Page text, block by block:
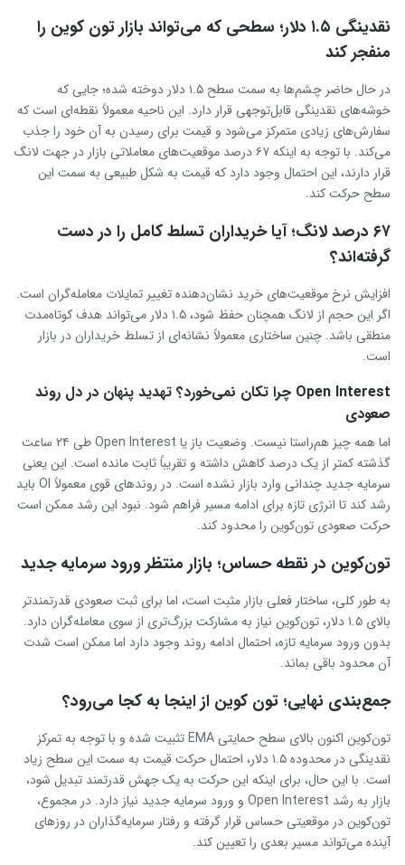
نقدینگی ۱.۵ دلار؛ سطحی که می‌تواند بازار تون‌ کوین را
منفجر کند
در حال حاضر چشم‌ها به سمت سطح ۱.۵ دلار دوخته شده؛ جایی که
خوشه‌های نقدینگی قابل‌توجهی قرار دارد. این ناحیه معمولاً نقطه‌ای است که
سفارش‌های زیادی متمرکز می‌شود و قیمت برای رسیدن به آن خود را جذب
می‌کند. با توجه به اینکه ۶۷ درصد موقعیت‌های معاملاتی بازار در جهت لانگ
قرار دارند، این احتمال وجود دارد که قیمت به شکل طبیعی به سمت این
سطح حرکت کند.
۶۷ درصد لانگ؛ آیا خریداران تسلط کامل را در دست
گرفته‌اند؟
افزایش نرخ موقعیت‌های خرید نشان‌دهنده تغییر تمایلات معامله‌گران است.
اگر این حجم از لانگ همچنان حفظ شود، ۱.۵ دلار می‌تواند هدف کوتاه‌مدت
منطقی باشد. چنین ساختاری معمولاً نشانه‌ای از تسلط خریداران در بازار
است.
Open Interest چرا تکان نمی‌خورد؟ تهدید پنهان در دل روند
صعودی
اما همه چیز هم‌راستا نیست. وضعیت باز یا Open Interest طی ۲۴ ساعت
گذشته کمتر از یک درصد کاهش داشته و تقریباً ثابت مانده است. این یعنی
سرمایه جدید چندانی وارد بازار نشده است. در روندهای قوی معمولاً OI باید
رشد کند تا انرژی تازه برای ادامه مسیر فراهم شود. نبود این رشد ممکن است
حرکت صعودی تون‌کوین را محدود کند.
تون‌کوین در نقطه حساس؛ بازار منتظر ورود سرمایه جدید
به طور کلی، ساختار فعلی بازار مثبت است، اما برای ثبت صعودی قدرتمندتر
بالای ۱.۵ دلار، تون‌کوین نیاز به مشارکت بزرگ‌تری از سوی معامله‌گران دارد.
بدون ورود سرمایه تازه، احتمال ادامه روند وجود دارد اما ممکن است شدت
آن محدود باقی بماند.
جمع‌بندی نهایی؛ تون‌ کوین از اینجا به کجا می‌رود؟
تون‌کوین اکنون بالای سطح حمایتی EMA تثبیت شده و با توجه به تمرکز
نقدینگی در محدوده ۱.۵ دلار، احتمال حرکت قیمت به سمت این سطح زیاد
است. با این حال، برای اینکه این حرکت به یک جهش قدرتمند تبدیل شود،
بازار به رشد Open Interest و ورود سرمایه جدید نیاز دارد. در مجموع،
تون‌کوین در موقعیتی حساس قرار گرفته و رفتار سرمایه‌گذاران در روزهای
آینده می‌تواند مسیر بعدی را تعیین کند.